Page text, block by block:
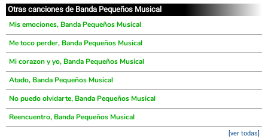
Otras canciones de Banda Pequeños Musical
Mis emociones, Banda Pequeños Musical
Me toco perder, Banda Pequeños Musical
Mi corazon y yo, Banda Pequeños Musical
Atado, Banda Pequeños Musical
No puedo olvidarte, Banda Pequeños Musical
Reencuentro, Banda Pequeños Musical
[ver todas]